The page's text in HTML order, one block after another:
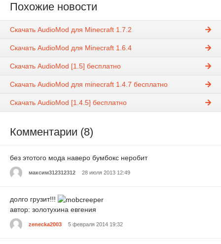
Похожие новости
Скачать AudioMod для Minecraft 1.7.2
Скачать AudioMod для Minecraft 1.6.4
Скачать AudioMod [1.5] бесплатно
Скачать AudioMod для minecraft 1.4.7 бесплатно
Скачать AudioMod [1.4.5] бесплатно
Комментарии (8)
без этотого мода наверо бумбокс неробит
максим312312312 28 июля 2013 12:49
долго грузит!!!
автор: золотухина евгения
zenecka2003 5 февраля 2014 19:32